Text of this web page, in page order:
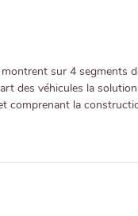
sur 4 segments
des véhicules la
comprenant la